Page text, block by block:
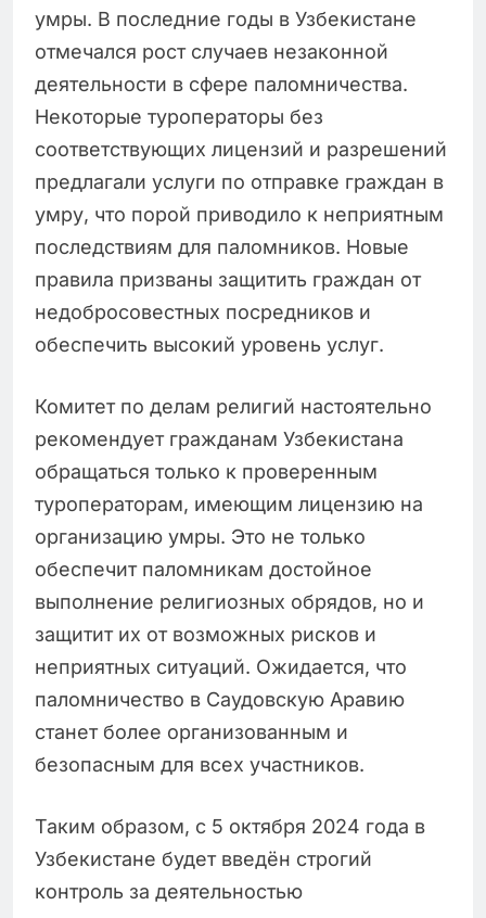
умры. В последние годы в Узбекистане
отмечался рост случаев незаконной
деятельности в сфере паломничества.
Некоторые туроператоры без
соответствующих лицензий и разрешений
предлагали услуги по отправке граждан в
умру, что порой приводило к неприятным
последствиям для паломников. Новые
правила призваны защитить граждан от
недобросовестных посредников и
обеспечить высокий уровень услуг.
Комитет по делам религий настоятельно
рекомендует гражданам Узбекистана
обращаться только к проверенным
туроператорам, имеющим лицензию на
организацию умры. Это не только
обеспечит паломникам достойное
выполнение религиозных обрядов, но и
защитит их от возможных рисков и
неприятных ситуаций. Ожидается, что
паломничество в Саудовскую Аравию
станет более организованным и
безопасным для всех участников.
Таким образом, с 5 октября 2024 года в
Узбекистане будет введён строгий
контроль за деятельностью